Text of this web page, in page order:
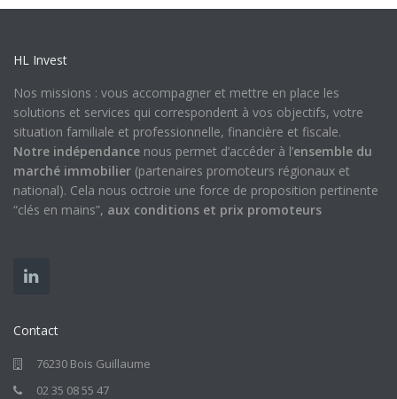
HL Invest
Nos missions : vous accompagner et mettre en place les
solutions et services qui correspondent à vos objectifs, votre
situation familiale et professionnelle, financière et fiscale.
Notre indépendance nous permet d’accéder à l’ensemble du
marché immobilier (partenaires promoteurs régionaux et
national). Cela nous octroie une force de proposition pertinente
“clés en mains”, aux conditions et prix promoteurs
Contact
76230 Bois Guillaume
02 35 08 55 47